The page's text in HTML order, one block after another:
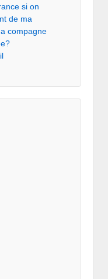
si on
de ma
compagne